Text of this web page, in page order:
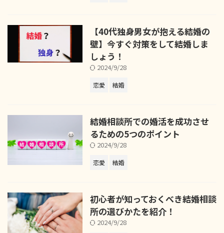
【40代独身男女が抱える結婚の
壁】今すぐ対策をして結婚しま
しょう！
2024/9/28
恋愛 結婚
結婚相談所での婚活を成功させ
るための5つのポイント
2024/9/28
恋愛 結婚
初心者が知っておくべき結婚相談
所の選びかたを紹介！
2024/9/28